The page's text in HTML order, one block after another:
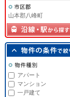
山本郡八峰町
アパート
マンション
一戸建て